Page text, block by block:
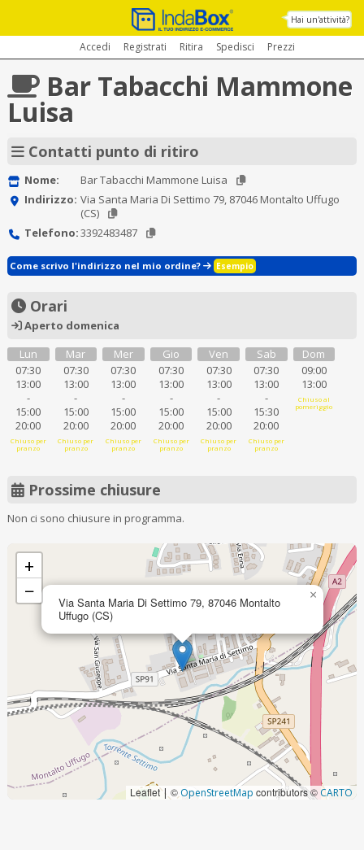
Hai un'attività?
Accedi Registrati Ritira Spedisci Prezzi
Bar Tabacchi Mammone
Luisa
Contatti punto di ritiro
Nome:
Bar Tabacchi Mammone Luisa
Indirizzo: Via Santa Maria Di Settimo 79, 87046 Montalto Uffugo
(CS)
Telefono:3392483487
Come scrivo l'indirizzo nel mio ordine? Esempio
Orari
Aperto domenica
Lun
07:30
13:00
-
15:00
20:00
Chiuso per
pranzo
Mar
07:30
13:00
-
15:00
20:00
Chiuso per
pranzo
Mer
07:30
13:00
-
15:00
20:00
Chiuso per
pranzo
Gio
07:30
13:00
-
15:00
20:00
Chiuso per
pranzo
Ven
07:30
13:00
-
15:00
20:00
Chiuso per
pranzo
Sab
07:30
13:00
-
15:30
20:00
Chiuso per
pranzo
Dom
09:00
13:00
Chiuso al
pomeriggio
Prossime chiusure
Non ci sono chiusure in programma.
Via Santa Maria Di Settimo 79, 87046 Montalto
Uffugo (CS)
×
+
−
Leaflet| ©OpenStreetMap contributors © CARTO